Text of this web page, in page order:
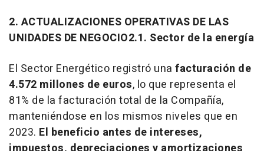
2. ACTUALIZACIONES OPERATIVAS DE LAS
UNIDADES DE NEGOCIO2.1. Sector de la energía
El Sector Energético registró una facturación de
4.572 millones de euros, lo que representa el
81% de la facturación total de la Compañía,
manteniéndose en los mismos niveles que en
2023. El beneficio antes de intereses,